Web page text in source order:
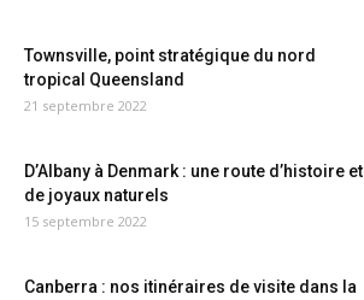
Townsville, point stratégique du nord
tropical Queensland
21 septembre 2022
D’Albany à Denmark : une route d’histoire et
de joyaux naturels
15 septembre 2022
Canberra : nos itinéraires de visite dans la